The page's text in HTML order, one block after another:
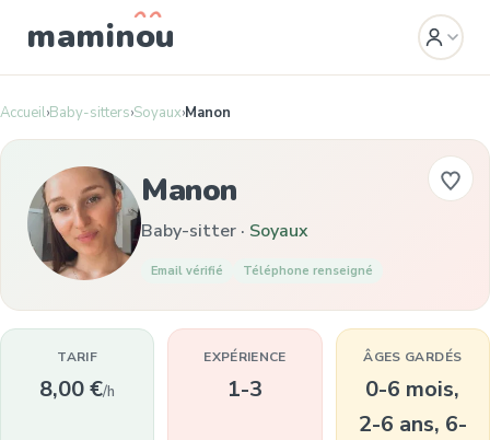
maminou
Accueil›Baby-sitters›Soyaux›Manon
Manon
Baby-sitter · Soyaux
Email vérifié Téléphone renseigné
TARIF
8,00 €/h
EXPÉRIENCE
1-3
ÂGES GARDÉS
0-6 mois,
2-6 ans, 6-